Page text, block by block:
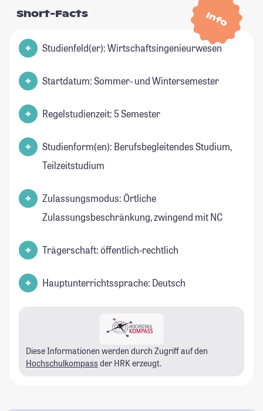
Info
Short-Facts
Studienfeld(er): Wirtschaftsingenieurwesen
Startdatum: Sommer- und Wintersemester
Regelstudienzeit: 5 Semester
Studienform(en): Berufsbegleitendes Studium,
Teilzeitstudium
Zulassungsmodus: Örtliche
Zulassungsbeschränkung, zwingend mit NC
Trägerschaft: öffentlich-rechtlich
Hauptunterrichtssprache: Deutsch
Diese Informationen werden durch Zugriff auf den
Hochschulkompass der HRK erzeugt.